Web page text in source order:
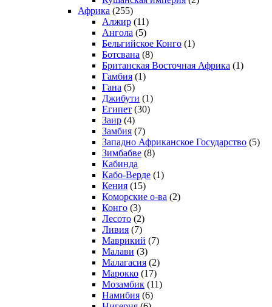
Африка (255)
Алжир (11)
Ангола (5)
Бельгийское Конго (1)
Ботсвана (8)
Британская Восточная Африка (1)
Гамбия (1)
Гана (5)
Джибути (1)
Египет (30)
Заир (4)
Замбия (7)
Западно Африканское Государство (5)
Зимбабве (8)
Кабинда
Кабо-Верде (1)
Кения (15)
Коморские о-ва (2)
Конго (3)
Лесото (2)
Ливия (7)
Маврикий (7)
Малави (3)
Малагасия (2)
Марокко (17)
Мозамбик (11)
Намибия (6)